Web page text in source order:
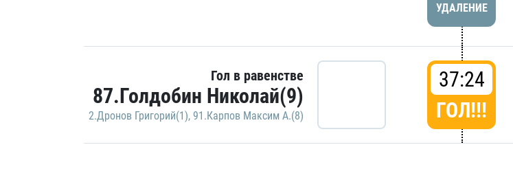
УДАЛЕНИЕ
Гол в равенстве
87.Голдобин Николай(9)
2.Дронов Григорий(1), 91.Карпов Максим А.(8)
37:24
ГОЛ!!!